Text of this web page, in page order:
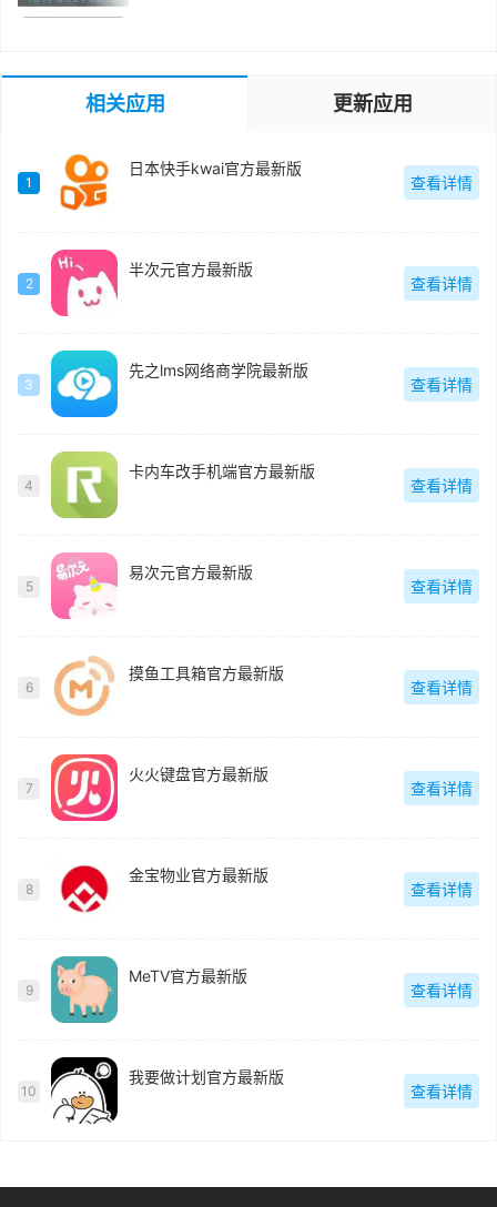
相关应用 更新应用
1
日本快手kwai官方最新版
查看详情
2
半次元官方最新版
查看详情
3
先之lms网络商学院最新版
查看详情
4
卡内车改手机端官方最新版
查看详情
5
易次元官方最新版
查看详情
6
摸鱼工具箱官方最新版
查看详情
7
火火键盘官方最新版
查看详情
8
金宝物业官方最新版
查看详情
9
MeTV官方最新版
查看详情
10
我要做计划官方最新版
查看详情